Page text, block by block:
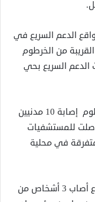
الدعم السريع في
من الخرطوم
السريع بحي
وأكد المتحدث باسم وزارة الصحة ولاية الخرطوم إصابة 10 مدنيين
للمستشفيات
في محلية
وأشار إلى أن القصف المدفعي للدعم السريع أصاب 3 أشخاص من